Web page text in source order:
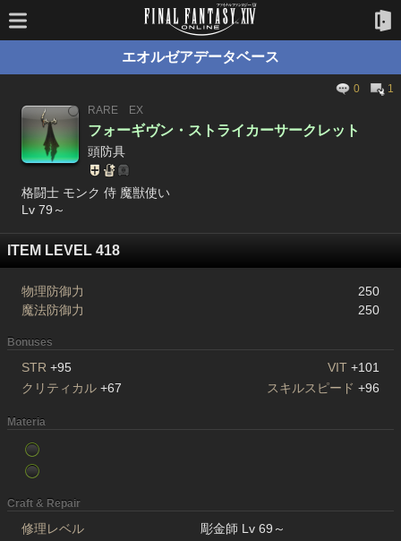
エオルゼアデータベース
0
1
RARE
EX
フォーギヴン・ストライカーサークレット
頭防具
格闘士 モンク 侍 魔獣使い
Lv 79～
ITEM LEVEL 418
物理防御力
250
魔法防御力
250
Bonuses
STR +95 VIT +101
クリティカル +67 スキルスピード +96
Materia
Craft & Repair
修理レベル
彫金師 Lv 69～